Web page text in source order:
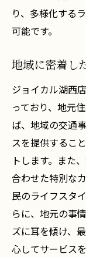
り、多様化する
可能です。
地域に密着し
ジョイカル湖西
っており、地元
ば、地域の交通
スを提供するこ
トします。また
合わせた特別な
民のライフスタ
らに、地元の事
ズに耳を傾け、
心してサービス